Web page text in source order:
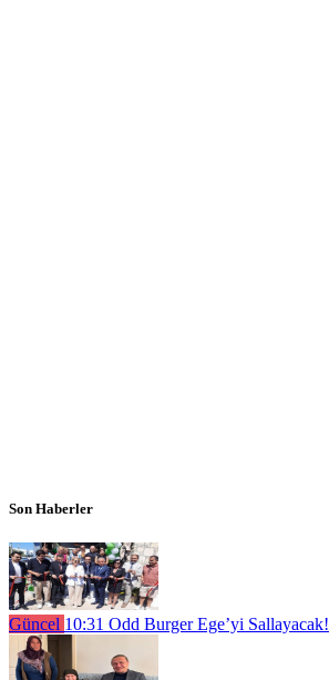
Son Haberler
Güncel 10:31 Odd Burger Ege’yi Sallayacak!